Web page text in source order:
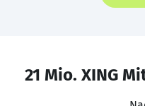
21 Mio. XING